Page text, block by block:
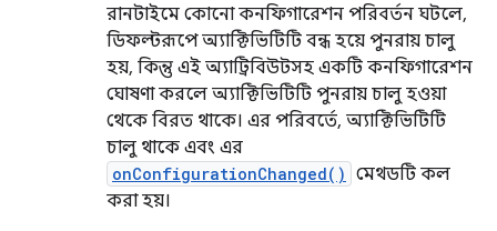
রানটাইমে কোনো কনফিগারেশন পরিবর্তন ঘটলে,
ডিফল্টরূপে অ্যাক্টিভিটিটি বন্ধ হয়ে পুনরায় চালু
হয়, কিন্তু এই অ্যাট্রিবিউটসহ একটি কনফিগারেশন
ঘোষণা করলে অ্যাক্টিভিটিটি পুনরায় চালু হওয়া
থেকে বিরত থাকে। এর পরিবর্তে, অ্যাক্টিভিটিটি
চালু থাকে এবং এর
onConfigurationChanged() মেথডটি কল
করা হয়।